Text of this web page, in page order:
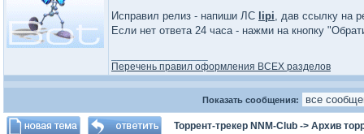
Исправил релиз - напиши ЛС lipi, дав ссылку на
Если нет ответа 24 часа - нажми на кнопку
Перечень правил оформления ВСЕХ разделов
Показать сообщения:
Торрент-трекер NNM-Club -> Архив